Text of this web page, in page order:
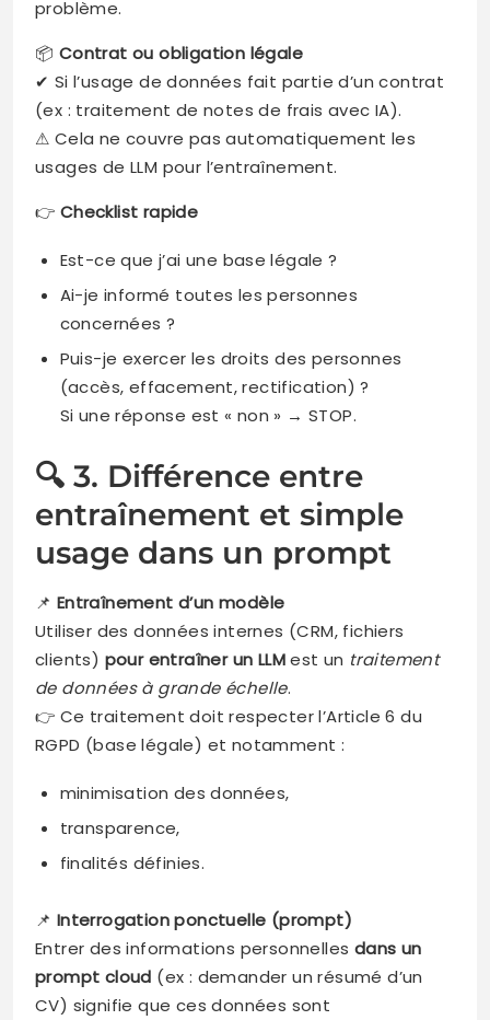
problème.
📦 Contrat ou obligation légale
✔ Si l’usage de données fait partie d’un contrat
(ex : traitement de notes de frais avec IA).
⚠ Cela ne couvre pas automatiquement les
usages de LLM pour l’entraînement.
👉 Checklist rapide
Est-ce que j’ai une base légale ?
Ai-je informé toutes les personnes
concernées ?
Puis-je exercer les droits des personnes
(accès, effacement, rectification) ?
Si une réponse est « non » → STOP.
🔍 3. Différence entre
entraînement et simple
usage dans un prompt
📌 Entraînement d’un modèle
Utiliser des données internes (CRM, fichiers
clients) pour entraîner un LLMest un traitement
de données à grande échelle.
👉 Ce traitement doit respecter l’Article 6 du
RGPD (base légale) et notamment :
minimisation des données,
transparence,
finalités définies.
📌 Interrogation ponctuelle (prompt)
Entrer des informations personnelles dans un
prompt cloud (ex : demander un résumé d’un
CV) signifie que ces données sont